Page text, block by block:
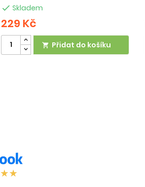
 Skladem
229 Kč
 Přidat do košíku
★★